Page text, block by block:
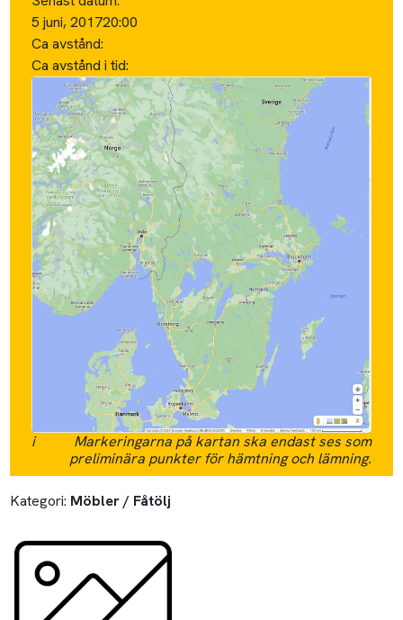
5 juni, 201720:00
Ca avstånd:
Ca avstånd i tid:
i
Markeringarna på kartan ska endast ses som
preliminära punkter för hämtning och lämning.
Kategori: Möbler / Fåtölj